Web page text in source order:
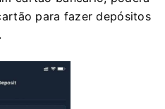
para fazer depósitos